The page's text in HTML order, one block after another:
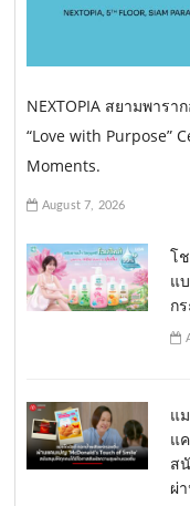
NEXTOPIA สยามพาร
“Love with Purpose”
Moments.
August 7, 2026
โ
แ
ก
แ
แ
ส
ผ่